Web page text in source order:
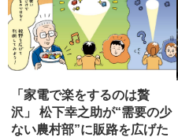
「家電で楽をするのは贅
沢」 松下幸之助が“需要の少
ない農村部”に販路を広げた